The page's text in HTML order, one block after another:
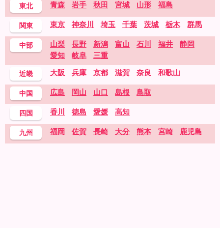
東北 青森 岩手 秋田 宮城 山形 福島
関東 東京 神奈川 埼玉 千葉 茨城 栃木 群馬
中部 山梨 長野 新潟 富山 石川 福井
静岡
愛知
岐阜 三重
近畿 大阪 兵庫 京都 滋賀 奈良 和歌山
中国 広島 岡山 山口 島根 鳥取
四国 香川 徳島 愛媛 高知
九州 福岡 佐賀 長崎 大分 熊本 宮崎 鹿児島